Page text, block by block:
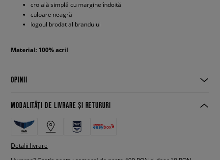
croială simplă cu margine îndoită
culoare neagră
logoul brodat al brandului
Material: 100% acril
OPINII
MODALITĂȚI DE LIVRARE ȘI RETURURI
Detalii livrare